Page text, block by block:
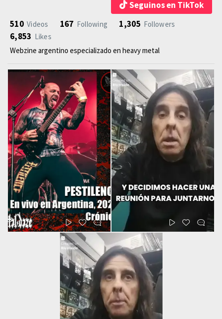
Seguinos en TikTok
510 Videos 167 Following 1,305 Followers
6,853 Likes
Webzine argentino especializado en heavy metal